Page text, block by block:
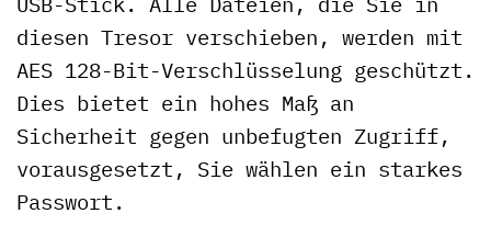
diesen Tresor verschieben, werden mit
AES 128-Bit-Verschlüsselung geschützt.
Dies bietet ein hohes Maß an
Sicherheit gegen unbefugten Zugriff,
vorausgesetzt, Sie wählen ein starkes
Passwort.